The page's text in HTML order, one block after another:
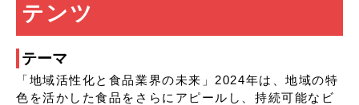
テンツ
テーマ
「地域活性化と食品業界の未来」2024年は、地域の特
色を活かした食品をさらにアピールし、持続可能なビ